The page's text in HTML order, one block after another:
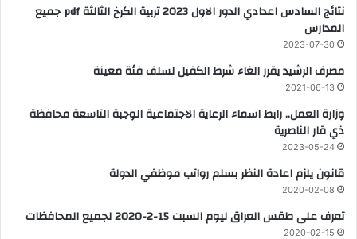
نتائج السادس اعدادي الدور الاول 2023 تربية الكرخ الثالثة pdf جميع
المدارس
2023-07-30
مصرف الرشيد يقرر الغاء شرط الكفيل لسلف فئة معينة
2021-06-13
وزارة العمل.. رابط اسماء الرعاية الاجتماعية الوجبة التاسعة محافظة
ذي قار الناصرية
2023-05-24
قانون يلزم اعادة النظر ﺑﺴﻠﻢ رواﺗﺐ ﻣﻮﻇﻔﻲ اﻟﺪوﻟﺔ
2020-02-08
تعرف على طقس العراق ليوم السبت 15-2-2020 لجميع المحافظات
2020-02-15